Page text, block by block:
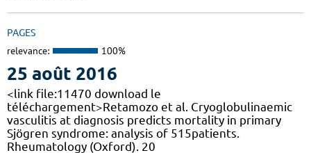
PAGES
relevance: 100%
25 août 2016
<link file:11470 download le
téléchargement>Retamozo et al. Cryoglobulinaemic
vasculitis at diagnosis predicts mortality in primary
Sjögren syndrome: analysis of 515patients.
Rheumatology (Oxford). 20